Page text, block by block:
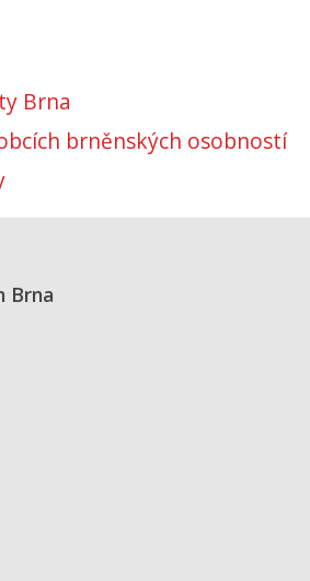
Brna
brněnských osobností
Brna